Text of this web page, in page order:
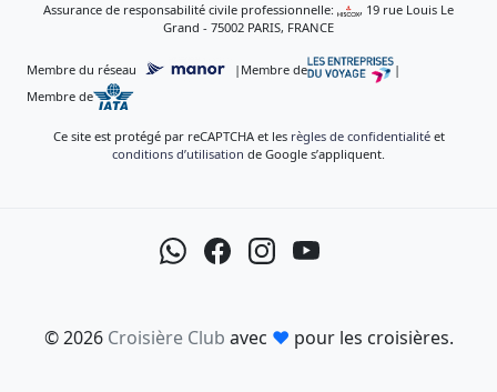
Assurance de responsabilité civile professionnelle:
, 19 rue Louis Le
Grand - 75002 PARIS, FRANCE
Membre du réseau | Membre de
|
Membre de
Ce site est protégé par reCAPTCHA et les règles de confidentialitéet
conditions d’utilisation de Google s’appliquent.
© 2026 Croisière Club avec ♥ pour les croisières.